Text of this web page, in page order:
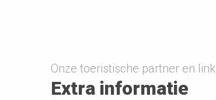
Onze toeristische partner en
Extra informatie